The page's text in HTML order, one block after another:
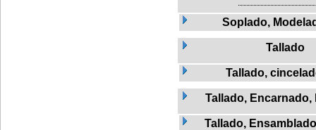
Soplado,
Tallado
Tallado,
Tallado,
Tallado,